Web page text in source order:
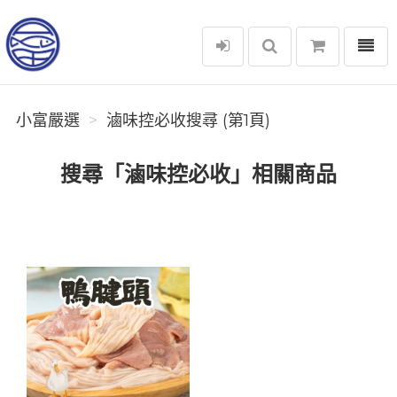
小富嚴選
選單
小富嚴選 滷味控必收搜尋 (第1頁)
搜尋「滷味控必收」相關商品